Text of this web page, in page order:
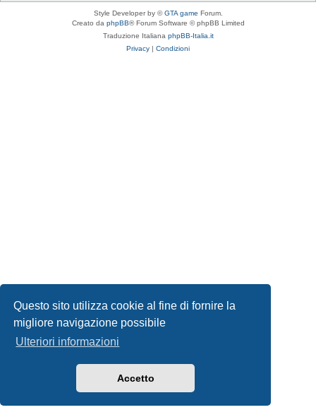
Questo sito utilizza cookie al fine di fornire la
migliore navigazione possibile
Ulteriori informazioni
Accetto
Style Developer by ©GTA game Forum.
Creato da phpBB® Forum Software © phpBB Limited
Traduzione Italiana phpBB-Italia.it
Privacy | Condizioni